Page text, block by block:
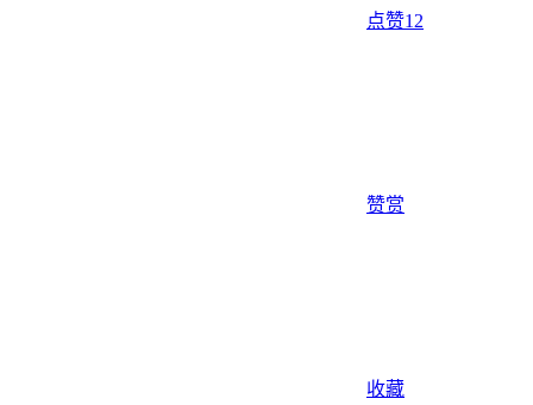
点赞12
赞赏
收藏